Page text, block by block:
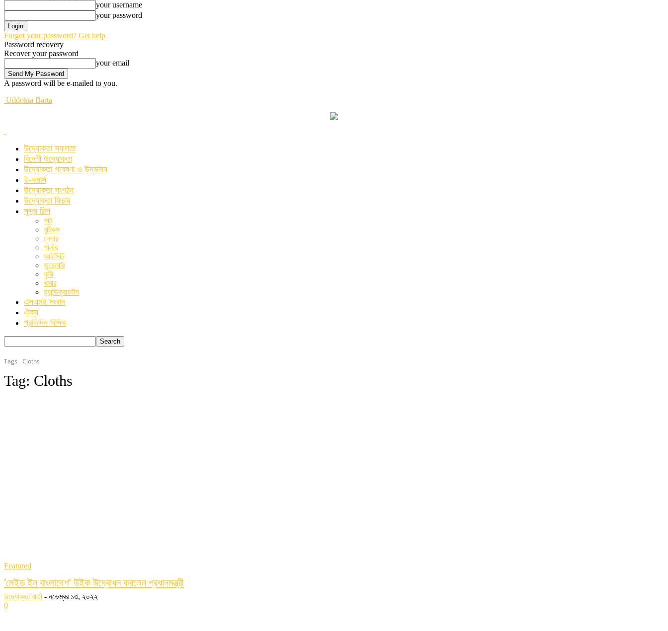
your username
your password
Forgot your password? Get help
Password recovery
Recover your password
your email
A password will be e-mailed to you.
Uddokta Barta
উদ্যোক্তা সফলতা
বিদেশী উদ্যোক্তা
উদ্যোক্তা গবেষণা ও উদ্ভাবন
ই-কমার্স
উদ্যোক্তা সংগঠন
উদ্যোক্তা ফিচার
ক্ষুদ্র শিল্প
পাট
বুটিকস
লেদার
পার্লার
আইসিটি
জুয়েলারি
কৃষি
খাবার
হ্যান্ডিক্রাফটস
এসএমই সংবাদ
ঐক্য
প্রতিদিন বিসিক
Tags Cloths
Tag: Cloths
Featured
‘মেইড ইন বাংলাদেশ’ উইক উদ্বোধন করলেন প্রধানমন্ত্রী
উদ্যোক্তা বার্তা - নভেম্বর ১৩, ২০২২
0